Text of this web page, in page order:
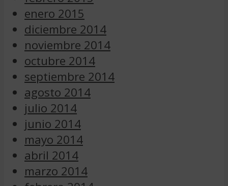
enero 2015
diciembre 2014
noviembre 2014
octubre 2014
septiembre 2014
agosto 2014
julio 2014
junio 2014
mayo 2014
abril 2014
marzo 2014